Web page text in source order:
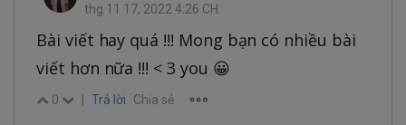
thg 11 17, 2022 4:26 CH
Bài viết hay quá !!! Mong bạn có nhiều bài
viết hơn nữa !!! < 3 you 😀
0 | Trả lời Chia sẻ